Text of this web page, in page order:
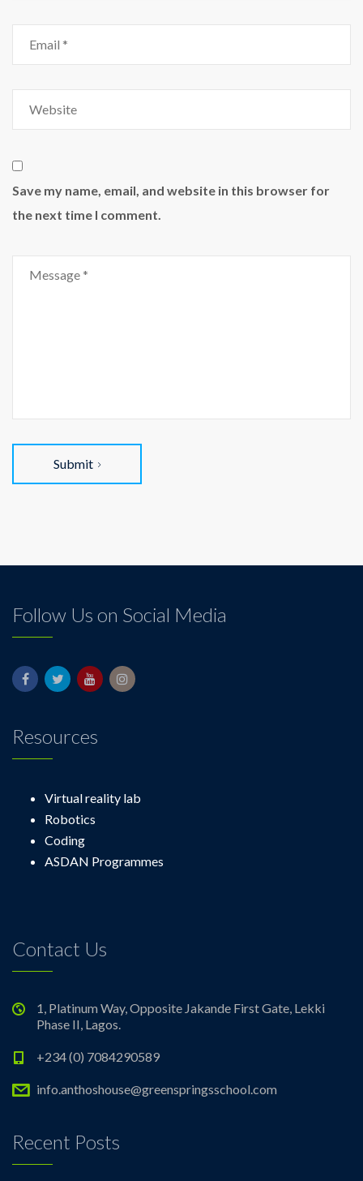
Save my name, email, and website in this browser for
the next time I comment.
Submit
Follow Us on Social Media
Resources
Virtual reality lab
Robotics
Coding
ASDAN Programmes
Contact Us
1, Platinum Way, Opposite Jakande First Gate, Lekki
Phase II, Lagos.
+234 (0) 7084290589
info.anthoshouse@greenspringsschool.com
Recent Posts